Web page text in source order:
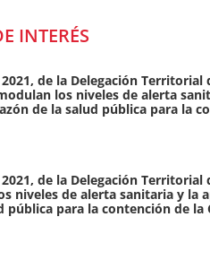
INTERÉS
de la Delegación Territorial
los niveles de alerta
de la salud pública para la
de la Delegación Territorial
niveles de alerta sanitaria y la
para la contención de la